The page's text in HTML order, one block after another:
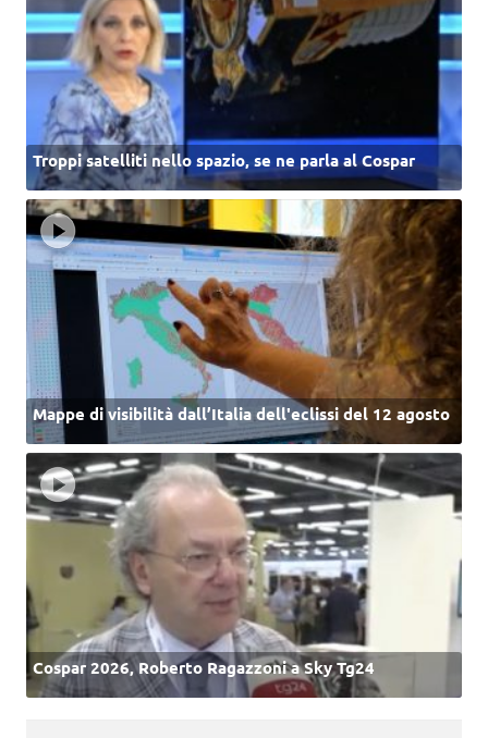
Troppi satelliti nello spazio, se ne parla al Cospar
Mappe di visibilità dall’Italia dell'eclissi del 12 agosto
Cospar 2026, Roberto Ragazzoni a Sky Tg24